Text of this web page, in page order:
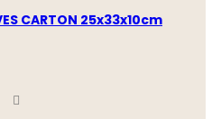
CARTON 25x33x10cm